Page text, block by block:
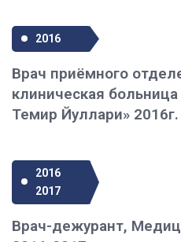
2016
Врач приёмного
клиническая
Темир Йуллари» 2016г.
2016
2017
Врач-дежурант,